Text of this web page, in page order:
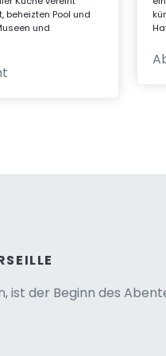
beheizten Pool und
und
ist der Beginn des